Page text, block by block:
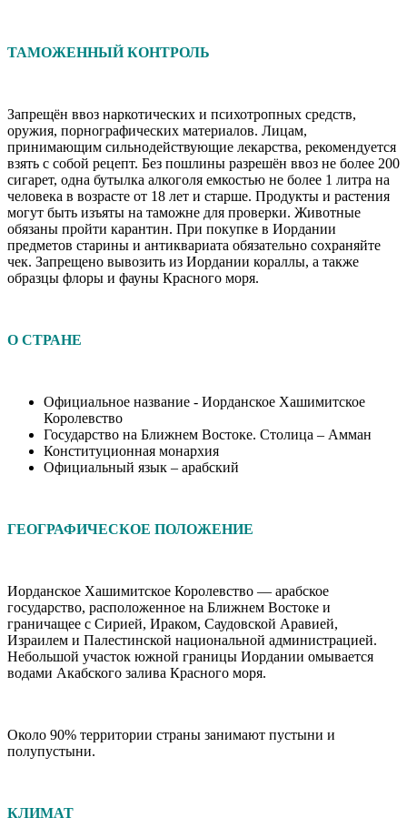
ТАМОЖЕННЫЙ КОНТРОЛЬ
Запрещён ввоз наркотических и психотропных средств,
оружия, порнографических материалов. Лицам,
принимающим сильнодействующие лекарства, рекомендуется
взять с собой рецепт. Без пошлины разрешён ввоз не более 200
сигарет, одна бутылка алкоголя емкостью не более 1 литра на
человека в возрасте от 18 лет и старше. Продукты и растения
могут быть изъяты на таможне для проверки. Животные
обязаны пройти карантин. При покупке в Иордании
предметов старины и антиквариата обязательно сохраняйте
чек. Запрещено вывозить из Иордании кораллы, а также
образцы флоры и фауны Красного моря.
О СТРАНЕ
Официальное название - Иорданское Хашимитское
Королевство
Государство на Ближнем Востоке. Столица – Амман
Конституционная монархия
Официальный язык – арабский
ГЕОГРАФИЧЕСКОЕ ПОЛОЖЕНИЕ
Иорданское Хашимитское Королевство — арабское
государство, расположенное на Ближнем Востоке и
граничащее с Сирией, Ираком, Саудовской Аравией,
Израилем и Палестинской национальной администрацией.
Небольшой участок южной границы Иордании омывается
водами Акабского залива Красного моря.
Около 90% территории страны занимают пустыни и
полупустыни.
КЛИМАТ